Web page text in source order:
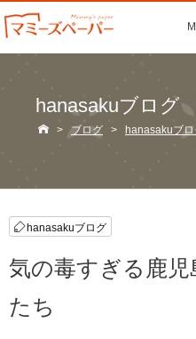
hanasakuブログ
 > ブログ > hanasakuブロ
hanasakuブログ
気の毒すぎる鹿
たち